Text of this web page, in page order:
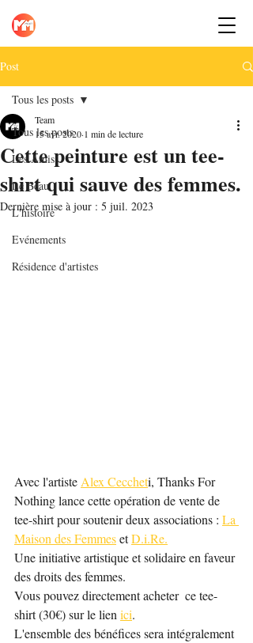
Post
Tous les posts
Les Amis
Le Beau
L'histoire
Evénements
Résidence d'artistes
Tous les posts
Cette peinture est un tee-
shirt qui sauve des femmes.
Team
15 avr. 2020 1 min de lecture
Dernière mise à jour : 5 juil. 2023
Avec l'artiste Alex Ceccheti, Thanks For
Nothing lance cette opération de vente de
tee-shirt pour soutenir deux associations : La
Maison des Femmes et D.i.Re.
Une initiative artistique et solidaire en faveur
des droits des femmes.
Vous pouvez directement acheter  ce tee-
shirt (30€) sur le lien ici.
L'ensemble des bénéfices sera intégralement